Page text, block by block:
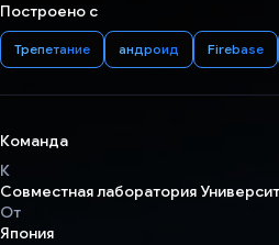
Построено с
Трепетание андроид Firebase
Команда
К
Совместная лаборатория
От
Япония